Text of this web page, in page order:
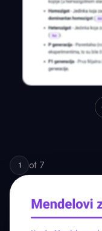
1 of 7